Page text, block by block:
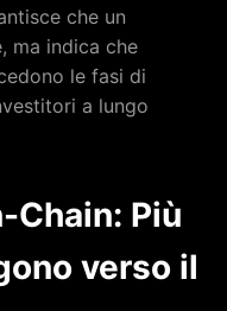
che un
ma indica che
le fasi di
a lungo
Chain: Più
verso il